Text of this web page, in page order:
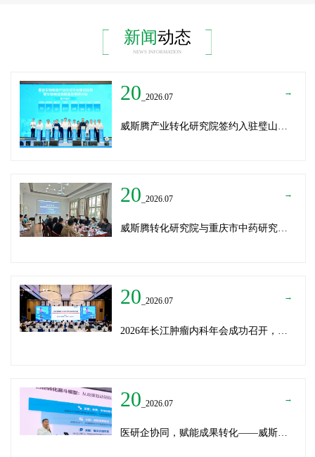
新闻动态
NEWS INFORMATION
20 _2026.07 →
20 _2026.07 →
威斯腾转化研究院与重庆市中药研究院深化战略合作，共筑中医药产学研创新生态
20 _2026.07 →
20 _2026.07 →